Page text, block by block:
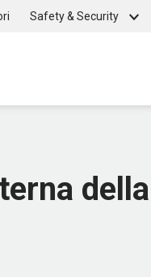
Safety & Security